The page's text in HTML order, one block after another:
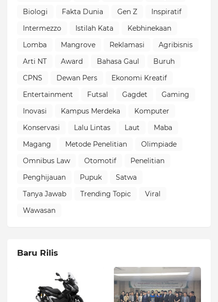
Biologi
Fakta Dunia Gen Z
Inspiratif
Intermezzo
Istilah Kata
Kebhinekaan
Lomba
Mangrove Reklamasi
Agribisnis
Arti NT
Award Bahasa Gaul
Buruh
CPNS
Dewan Pers
Ekonomi Kreatif
Entertainment
Futsal Gagdet
Gaming
Inovasi
Kampus Merdeka
Komputer
Konservasi
Lalu Lintas Laut
Maba
Magang
Metode Penelitian
Olimpiade
Omnibus Law
Otomotif
Penelitian
Penghijauan
Pupuk
Satwa
Tanya Jawab
Trending Topic
Viral
Wawasan
Baru Rilis